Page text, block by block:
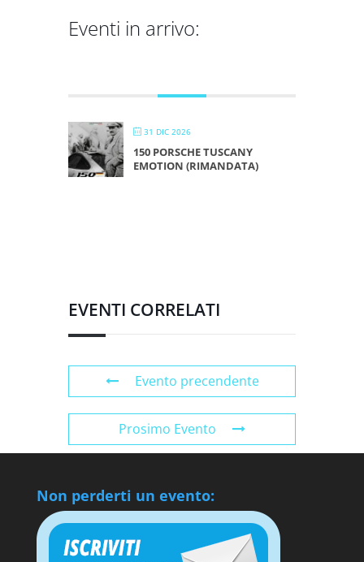
Eventi in arrivo:
31 DIC 2026
150 PORSCHE TUSCANY
EMOTION (RIMANDATA)
EVENTI CORRELATI
Evento precendente
Prosimo Evento
Non perderti un evento: